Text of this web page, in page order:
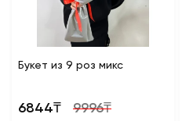
Букет из 9 роз микс
6844₸ 9996₸